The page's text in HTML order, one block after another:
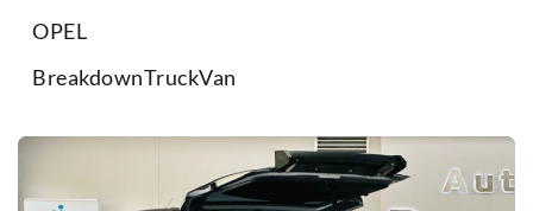
OPEL
BreakdownTruckVan